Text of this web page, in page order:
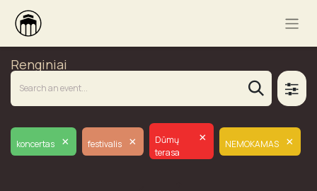
Renginiai
koncertas × festivalis ×
Dūmų
terasa
× NEMOKAMAS ×